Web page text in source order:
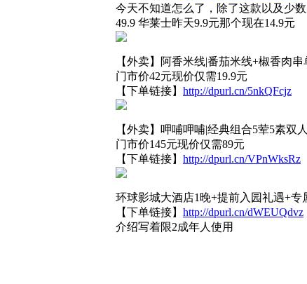
今天不知道怎么了，除了这款以及少
49.9 华莱士昨天9.9元那个现在14.9元
【外卖】阿香米线|番茄米线+椒香肉
门市价42元现价仅需19.9元
【下单链接】 http://dpurl.cn/5nkQFcjz
【外卖】呷哺呷哺|经典组合5荤5素双
门市价145元现价仅需89元
【下单链接】 http://dpurl.cn/VPnWksRz
环球影城大酒店1晚+提前入园礼遇+专
【下单链接】 http://dpurl.cn/dWEUQdvz
介绍写着限2成年人使用